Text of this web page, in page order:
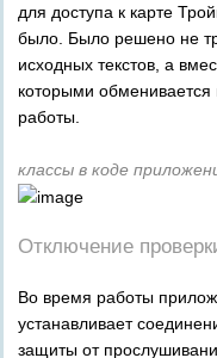
для доступа к карте
было. Было решено не
исходных текстов, а
которыми
работы.
классы в коде
Отключение
Во время работы
устанавливает
защиты от